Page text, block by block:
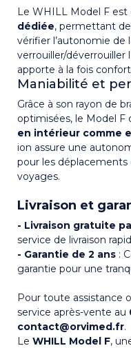
Le WHILL Model F est
dédiée, permettant
vérifier l’autonomie de
verrouiller/déverrouiller
apporte à la fois
Maniabilité et
Grâce à son rayon de
optimisées, le Model F
en intérieur comme
ion assure une
pour les déplacements
voyages.
Livraison et
- Livraison gratuite
service de livraison
- Garantie de 2 ans :
garantie pour une
Pour toute assistance
service après-vente au
contact@orvimed.fr.
Le WHILL Model F,